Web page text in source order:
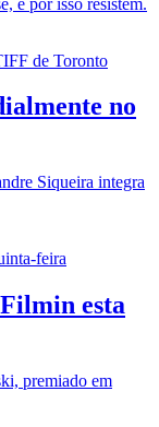
no
Siqueira integra
esta
premiado em